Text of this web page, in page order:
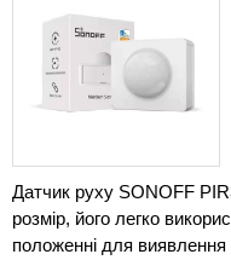
Датчик руху SONOFF
розмір, його легко
положенні для